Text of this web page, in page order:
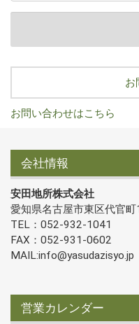
お
お問い合わせはこちら
会社情報
安田地所株式会社
愛知県名古屋市東区代官
TEL：052-932-1041
FAX：052-
MAIL:info@yasudazisyo.jp
営業カレンダー